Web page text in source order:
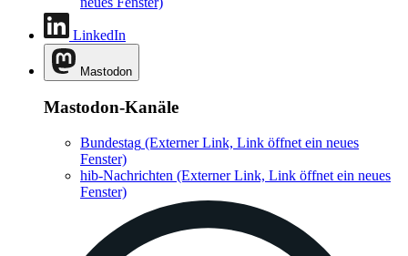
LinkedIn
Mastodon
Mastodon-Kanäle
Bundestag (Externer Link, Link öffnet ein neues
Fenster)
hib-Nachrichten (Externer Link, Link öffnet ein neues
Fenster)